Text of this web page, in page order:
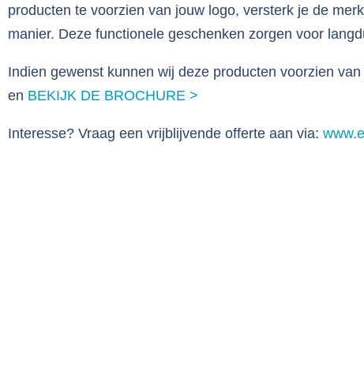
producten te voorzien van jouw logo, versterk je de
manier. Deze functionele geschenken zorgen voor
Indien gewenst kunnen wij deze producten voorzien
en BEKIJK DE BROCHURE >
Interesse? Vraag een vrijblijvende offerte aan via: